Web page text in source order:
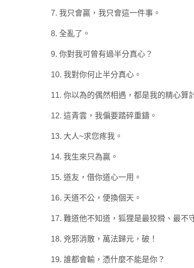
7. 我只會贏，我只會這一件事。
8. 全亂了。
9. 你對我可曾有過半分真心？
10. 我對你何止半分真心。
11. 你以為的偶然相遇，都是我的精心算
12. 這青雲，我偏要踏碎重鑄。
13. 大人~求您疼我。
14. 我生來只為贏。
15. 道友，借你道心一用。
16. 天道不公，便換個天。
17. 難道他不知道，狐狸是最狡猾、最不
18. 兇邪消散，萬法歸元，破！
19. 誰都會輸，憑什麼不能是你？